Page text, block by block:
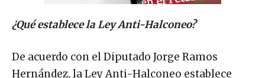
¿Qué establece la Ley Anti-Halconeo?
De acuerdo con el Diputado Jorge Ramos
Hernández, la Ley Anti-Halconeo establece